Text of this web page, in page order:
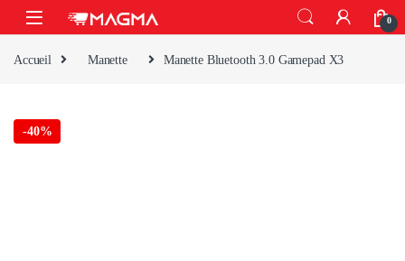
Skip to navigation
Skip to content
Open 0
Accueil Manette Manette Bluetooth 3.0 Gamepad X3
-40%